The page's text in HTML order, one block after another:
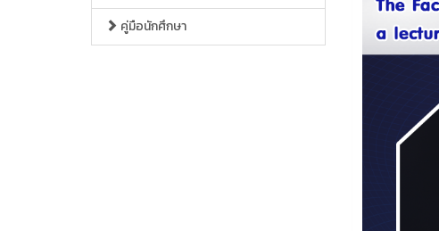
คู่มือนักศึกษา